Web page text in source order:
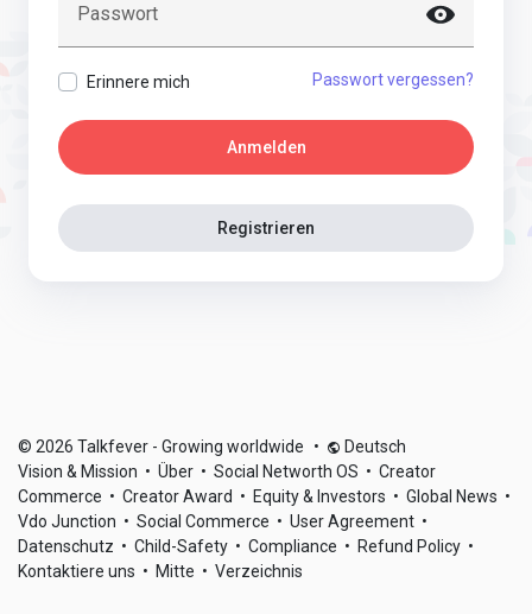
Passwort
Erinnere mich Passwort vergessen?
Anmelden
Registrieren
© 2026 Talkfever - Growing worldwide •
Deutsch
Vision & Mission • Über • Social Networth OS • Creator
Commerce • Creator Award • Equity & Investors • Global News •
Vdo Junction • Social Commerce • User Agreement •
Datenschutz • Child-Safety • Compliance • Refund Policy •
Kontaktiere uns • Mitte • Verzeichnis